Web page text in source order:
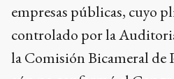
empresas públicas, cuyo
controlado por la
la Comisión Bicameral de